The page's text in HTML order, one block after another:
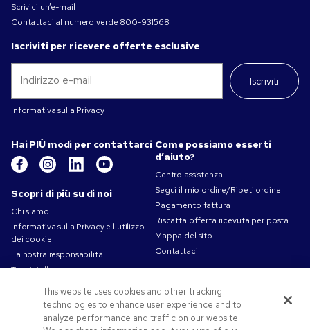
Scrivici un’e-mail
Contattaci al numero verde 800-931568
Iscriviti per ricevere offerte esclusive
Iscriviti
Informativa sulla Privacy
Hai PIÙ modi per contattarci
Scopri di più su di noi
Chi siamo
Informativa sulla Privacy e l'utilizzo
dei cookie
La nostra responsabilità
Termini d'uso
Condizioni di Vendita
Lavorare in Pens.com
Offerte e risorse
Come possiamo esserti
d’aiuto?
Centro assistenza
Segui il mio ordine/Ripeti ordine
Pagamento fattura
Riscatta offerta ricevuta per posta
Mappa del sito
Contattaci
This website uses cookies and other tracking
technologies to enhance user experience and to
analyze performance and traffic on our website.